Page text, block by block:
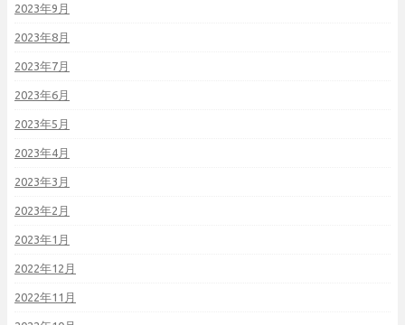
2023年9月
2023年8月
2023年7月
2023年6月
2023年5月
2023年4月
2023年3月
2023年2月
2023年1月
2022年12月
2022年11月